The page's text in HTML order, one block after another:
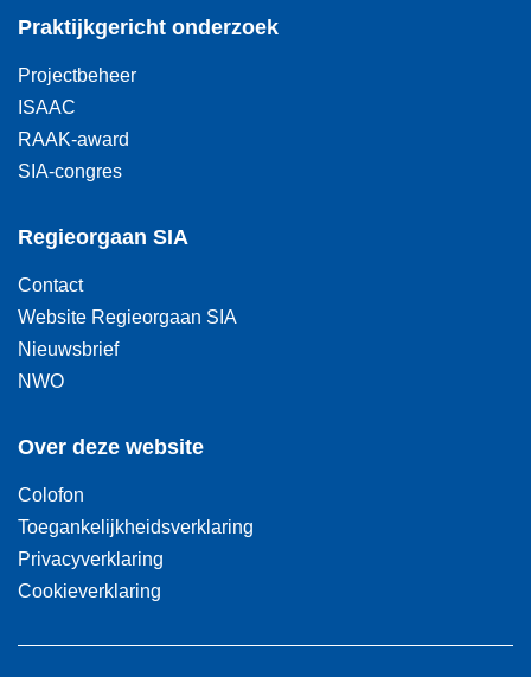
Praktijkgericht onderzoek
Projectbeheer
ISAAC
RAAK-award
SIA-congres
Regieorgaan SIA
Contact
Website Regieorgaan SIA
Nieuwsbrief
NWO
Over deze website
Colofon
Toegankelijkheidsverklaring
Privacyverklaring
Cookieverklaring